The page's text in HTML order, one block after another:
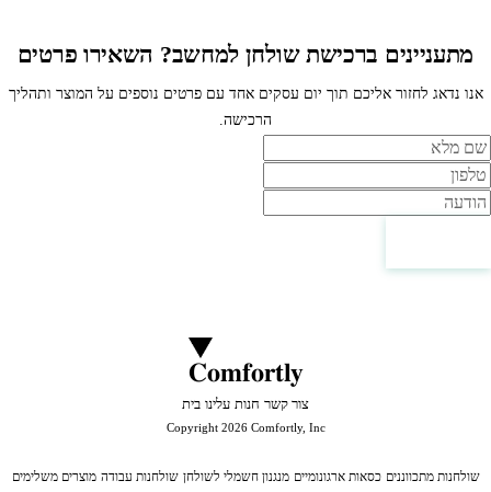
מתעניינים ברכישת שולחן למחשב? השאירו פרטים
אנו נדאג לחזור אליכם תוך יום עסקים אחד עם פרטים נוספים על המוצר ותהליך
הרכישה.
שם
טלפון
הודעה
Comfortly
בית עלינו חנות צור קשר
Copyright 2026 Comfortly, Inc
שולחנות מתכווננים כסאות ארגונומיים מנגנון חשמלי לשולחן שולחנות עבודה מוצרים משלימים